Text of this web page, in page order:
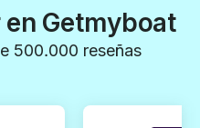
Getmyboat
500.000 reseñas